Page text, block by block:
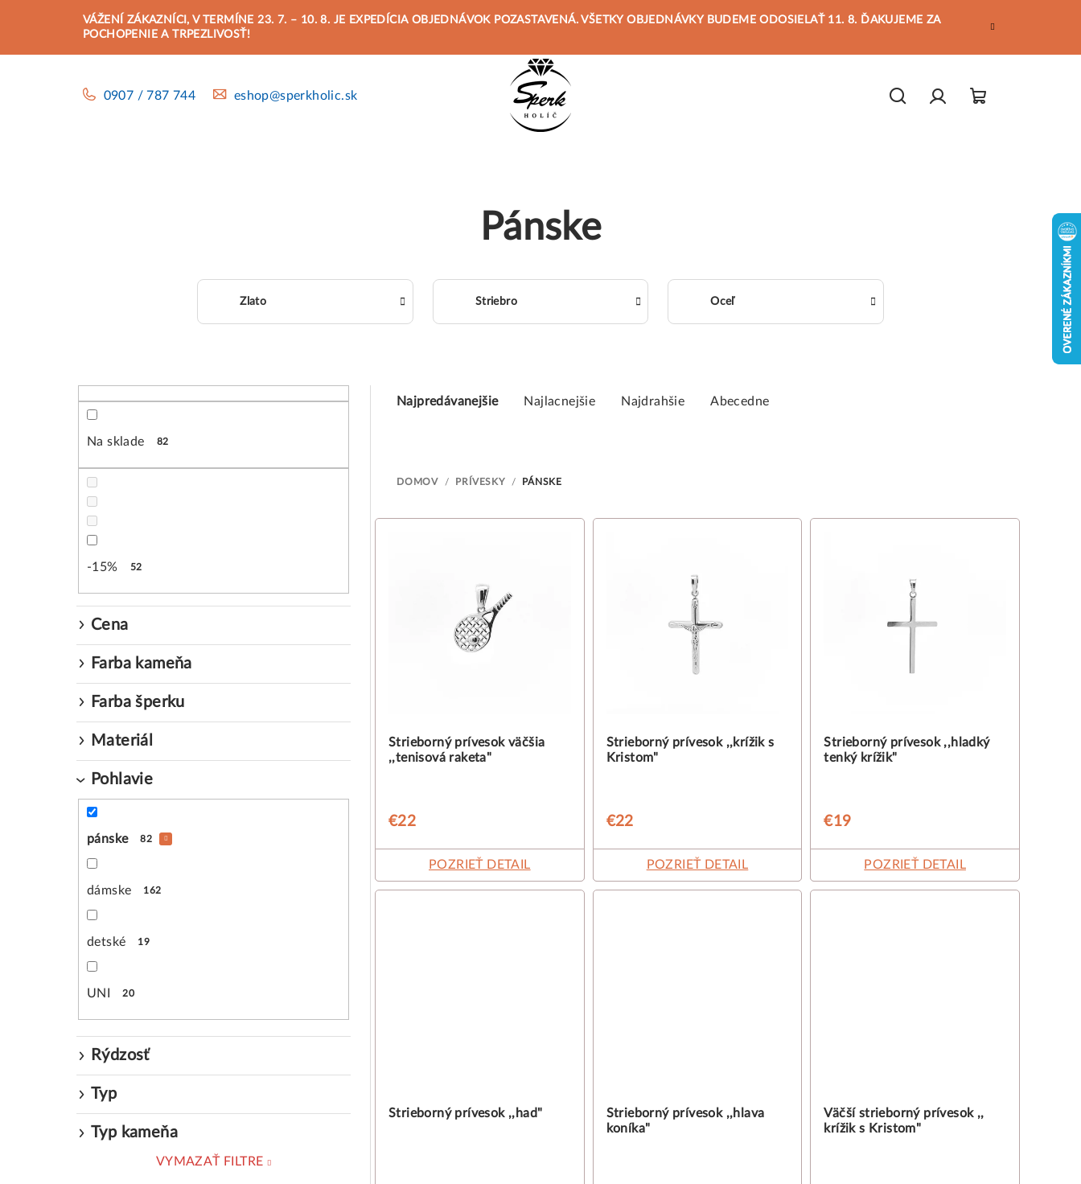
VÁŽENÍ ZÁKAZNÍCI, V TERMÍNE 23. 7. – 10. 8. JE EXPEDÍCIA OBJEDNÁVOK POZASTAVENÁ. VŠETKY OBJEDNÁVKY BUDEME ODOSIELAŤ 11. 8. ĎAKUJEME ZA
POCHOPENIE A TRPEZLIVOSŤ!
0907 / 787 744 eshop@sperkholic.sk
Pánske
Zlato Striebro Oceľ
Na sklade 82
-15% 52
Cena
Farba kameňa
Farba šperku
Materiál
Pohlavie
pánske 82
dámske 162
detské 19
UNI 20
Rýdzosť
Typ
Typ kameňa
VYMAZAŤ FILTRE
e
k
o
Najpredávanejšie Najlacnejšie Najdrahšie Abecedne
DOMOV / PRÍVESKY / PÁNSKE
o
k
o
Strieborný prívesok väčšia
,,tenisová raketa"
€22
POZRIEŤ DETAIL
Strieborný prívesok ,,krížik s
Kristom"
€22
POZRIEŤ DETAIL
Strieborný prívesok ,,hladký
tenký krížik"
€19
POZRIEŤ DETAIL
Strieborný prívesok ,,had"
Strieborný prívesok ,,hlava
koníka"
Väčší strieborný prívesok ,,
krížik s Kristom"